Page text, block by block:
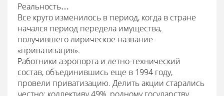
Реальность…
Все круто изменилось в период, когда в стране
начался период передела имущества,
получившего лирическое название
«приватизация».
Работники аэропорта и летно-технический
состав, объединившись еще в 1994 году,
провели приватизацию. Делить акции старались
честно: коллективу 49%, родному государству